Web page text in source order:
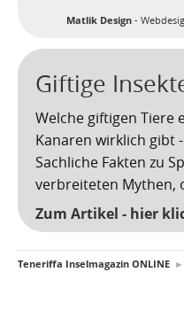
Matlik Design -
Giftige
Welche giftigen Tiere
Kanaren wirklich gibt
Sachliche Fakten zu
verbreiteten Mythen,
Zum Artikel - hier
Teneriffa Inselmagazin ONLINE ►